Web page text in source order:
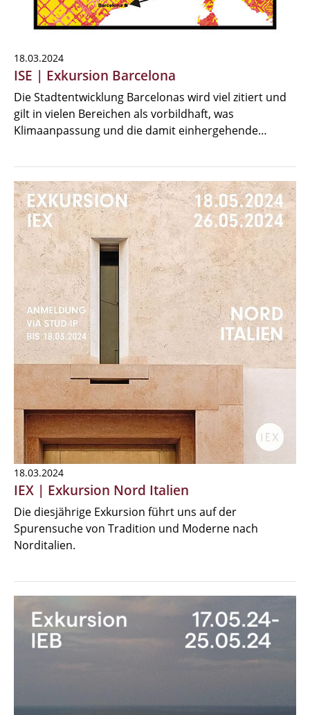
18.03.2024
ISE | Exkursion Barcelona
Die Stadtentwicklung Barcelonas wird viel zitiert und
gilt in vielen Bereichen als vorbildhaft, was
Klimaanpassung und die damit einhergehende…
18.03.2024
IEX | Exkursion Nord Italien
Die diesjährige Exkursion führt uns auf der
Spurensuche von Tradition und Moderne nach
Norditalien.